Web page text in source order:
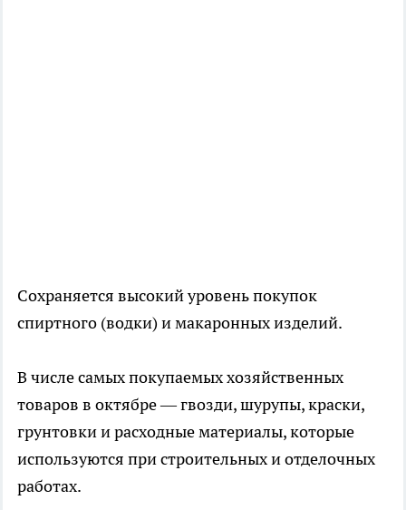
Сохраняется высокий уровень покупок
спиртного (водки) и макаронных изделий.
В числе самых покупаемых хозяйственных
товаров в октябре — гвозди, шурупы, краски,
грунтовки и расходные материалы, которые
используются при строительных и отделочных
работах.